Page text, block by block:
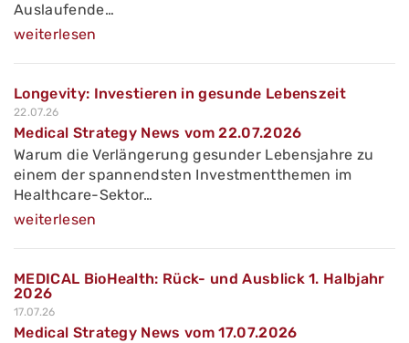
Auslaufende…
weiterlesen
Longevity: Investieren in gesunde Lebenszeit
22.07.26
Medical Strategy News vom 22.07.2026
Warum die Verlängerung gesunder Lebensjahre zu
einem der spannendsten Investmentthemen im
Healthcare-Sektor…
weiterlesen
MEDICAL BioHealth: Rück- und Ausblick 1. Halbjahr
2026
17.07.26
Medical Strategy News vom 17.07.2026